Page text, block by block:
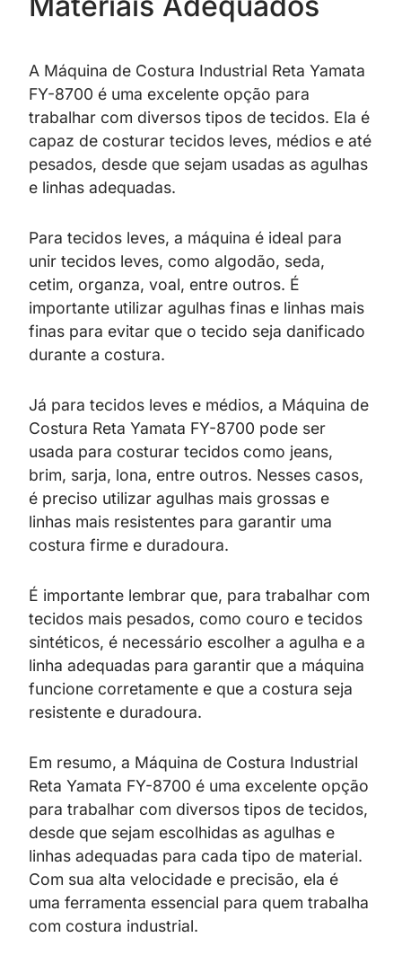
A Máquina de Costura Industrial Reta Yamata
FY-8700 é uma excelente opção para
trabalhar com diversos tipos de tecidos. Ela é
capaz de costurar tecidos leves, médios e até
pesados, desde que sejam usadas as agulhas
e linhas adequadas.
Para tecidos leves, a máquina é ideal para
unir tecidos leves, como algodão, seda,
cetim, organza, voal, entre outros. É
importante utilizar agulhas finas e linhas mais
finas para evitar que o tecido seja danificado
durante a costura.
Já para tecidos leves e médios, a Máquina de
Costura Reta Yamata FY-8700 pode ser
usada para costurar tecidos como jeans,
brim, sarja, lona, entre outros. Nesses casos,
é preciso utilizar agulhas mais grossas e
linhas mais resistentes para garantir uma
costura firme e duradoura.
É importante lembrar que, para trabalhar com
tecidos mais pesados, como couro e tecidos
sintéticos, é necessário escolher a agulha e a
linha adequadas para garantir que a máquina
funcione corretamente e que a costura seja
resistente e duradoura.
Em resumo, a Máquina de Costura Industrial
Reta Yamata FY-8700 é uma excelente opção
para trabalhar com diversos tipos de tecidos,
desde que sejam escolhidas as agulhas e
linhas adequadas para cada tipo de material.
Com sua alta velocidade e precisão, ela é
uma ferramenta essencial para quem trabalha
com costura industrial.